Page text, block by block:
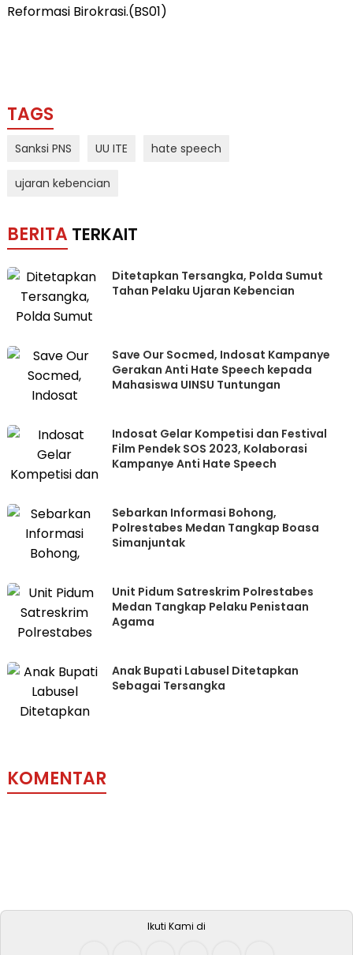
Reformasi Birokrasi.(BS01)
TAGS
Sanksi PNS UU ITE hate speech
ujaran kebencian
BERITA TERKAIT
Ditetapkan Tersangka, Polda Sumut
Tahan Pelaku Ujaran Kebencian
Save Our Socmed, Indosat Kampanye
Gerakan Anti Hate Speech kepada
Mahasiswa UINSU Tuntungan
Indosat Gelar Kompetisi dan Festival
Film Pendek SOS 2023, Kolaborasi
Kampanye Anti Hate Speech
Sebarkan Informasi Bohong,
Polrestabes Medan Tangkap Boasa
Simanjuntak
Unit Pidum Satreskrim Polrestabes
Medan Tangkap Pelaku Penistaan
Agama
Anak Bupati Labusel Ditetapkan
Sebagai Tersangka
KOMENTAR
Ikuti Kami di